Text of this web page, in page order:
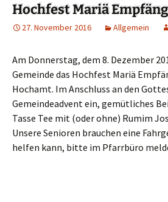
Hochfest Mariä
27. November 2016 Allgemein
Am Donnerstag, dem 8. Dezember
Gemeinde das Hochfest Mariä
Hochamt. Im Anschluss an den
Gemeindeadvent ein, gemütliches
Tasse Tee mit (oder ohne) Rumim
Unsere Senioren brauchen eine
helfen kann, bitte im Pfarrbüro